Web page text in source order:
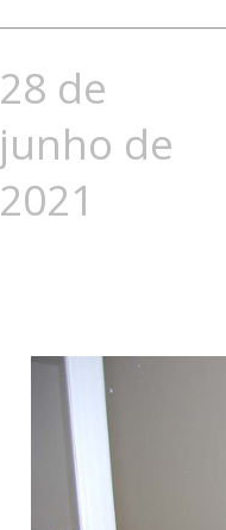
28 de
junho de
2021